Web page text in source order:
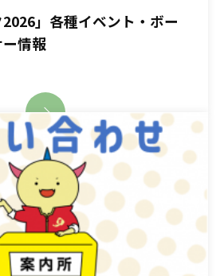
2026」各種イベント・ボー
情報